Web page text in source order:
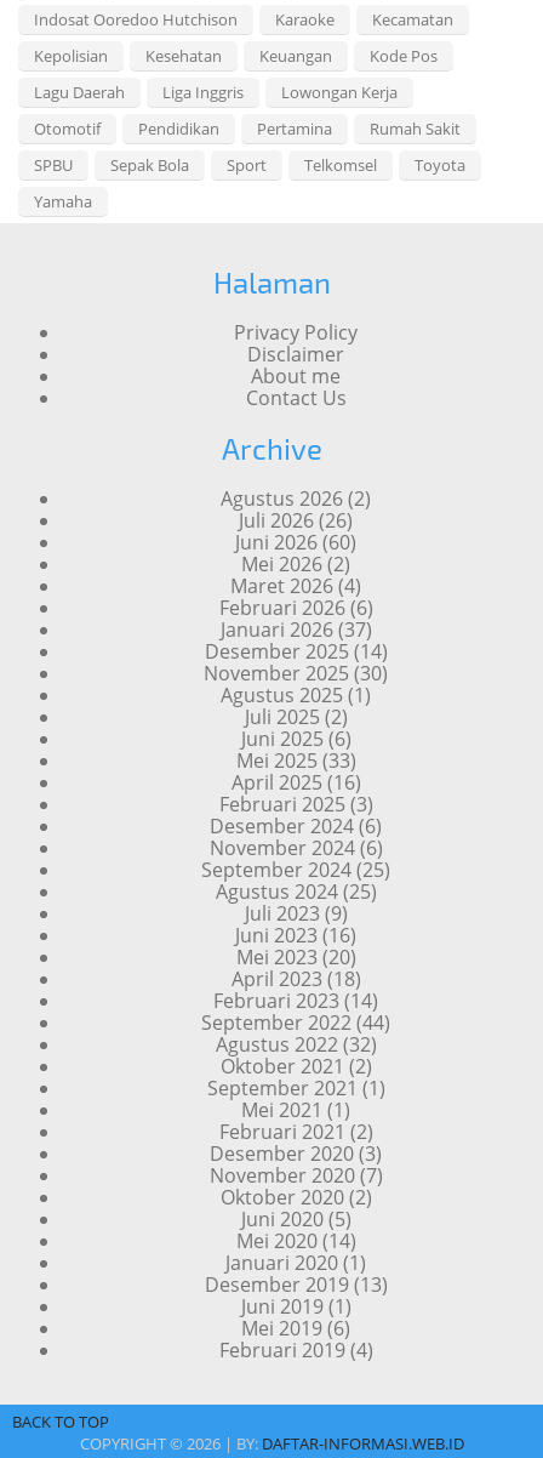
Indosat Ooredoo Hutchison
Karaoke
Kecamatan
Kepolisian
Kesehatan Keuangan
Kode Pos
Lagu Daerah
Liga Inggris
Lowongan Kerja
Otomotif
Pendidikan Pertamina
Rumah Sakit
SPBU
Sepak Bola Sport Telkomsel
Toyota
Yamaha
Halaman
Privacy Policy
Disclaimer
About me
Contact Us
Archive
Agustus 2026(2)
Juli 2026(26)
Juni 2026(60)
Mei 2026(2)
Maret 2026(4)
Februari 2026(6)
Januari 2026(37)
Desember 2025(14)
November 2025(30)
Agustus 2025(1)
Juli 2025(2)
Juni 2025(6)
Mei 2025(33)
April 2025(16)
Februari 2025(3)
Desember 2024(6)
November 2024(6)
September 2024(25)
Agustus 2024(25)
Juli 2023 (9)
Juni 2023 (16)
Mei 2023 (20)
April 2023 (18)
Februari 2023 (14)
September 2022(44)
Agustus 2022(32)
Oktober 2021 (2)
September 2021 (1)
Mei 2021 (1)
Februari 2021 (2)
Desember 2020(3)
November 2020(7)
Oktober 2020(2)
Juni 2020(5)
Mei 2020(14)
Januari 2020(1)
Desember 2019(13)
Juni 2019(1)
Mei 2019(6)
Februari 2019(4)
BACK TO TOP
COPYRIGHT © 2026 | BY: DAFTAR-INFORMASI.WEB.ID